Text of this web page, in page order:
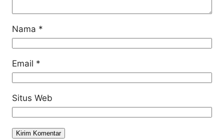
Nama *
Email *
Situs Web